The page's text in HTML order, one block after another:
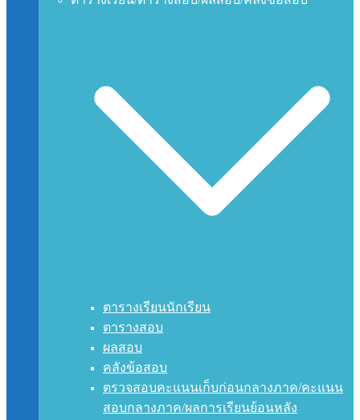
ตารางเรียนนักเรียน
ตารางสอบ
ผลสอบ
คลังข้อสอบ
ตรวจสอบคะแนนเก็บก่อนกลางภาค/คะแนน
สอบกลางภาค/ผลการเรียนย้อนหลัง